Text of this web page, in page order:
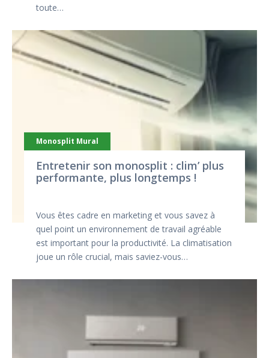
toute…
Monosplit Mural
Entretenir son monosplit : clim’ plus
performante, plus longtemps !
Vous êtes cadre en marketing et vous savez à
quel point un environnement de travail agréable
est important pour la productivité. La climatisation
joue un rôle crucial, mais saviez-vous…